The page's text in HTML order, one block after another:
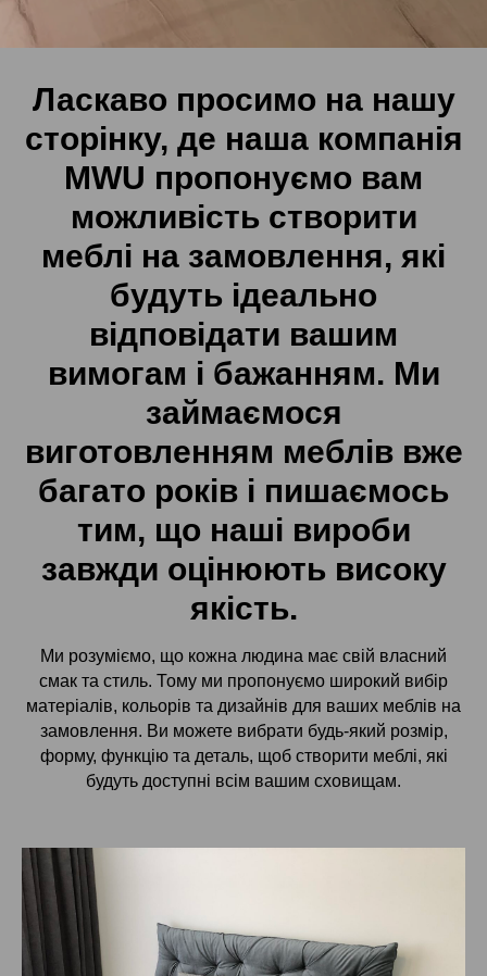
Ласкаво просимо на нашу
сторінку, де наша компанія
MWU пропонуємо вам
можливість створити
меблі на замовлення, які
будуть ідеально
відповідати вашим
вимогам і бажанням. Ми
займаємося
виготовленням меблів вже
багато років і пишаємось
тим, що наші вироби
завжди оцінюють високу
якість.
Ми розуміємо, що кожна людина має свій власний
смак та стиль. Тому ми пропонуємо широкий вибір
матеріалів, кольорів та дизайнів для ваших меблів на
замовлення. Ви можете вибрати будь-який розмір,
форму, функцію та деталь, щоб створити меблі, які
будуть доступні всім вашим сховищам.